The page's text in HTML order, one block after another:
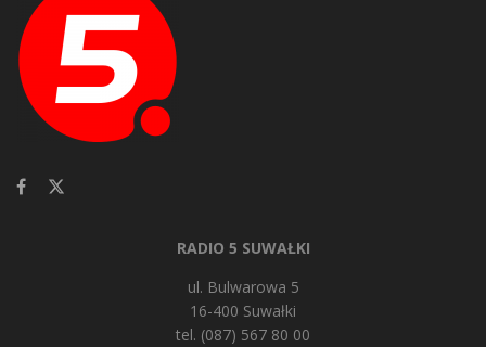
RADIO 5 SUWAŁKI
ul. Bulwarowa 5
16-400 Suwałki
tel. (087) 567 80 00